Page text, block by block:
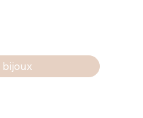
bijoux